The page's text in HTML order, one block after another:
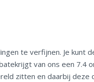
te verfijnen. Je kunt
van ons een 7.4
zitten en daarbij deze